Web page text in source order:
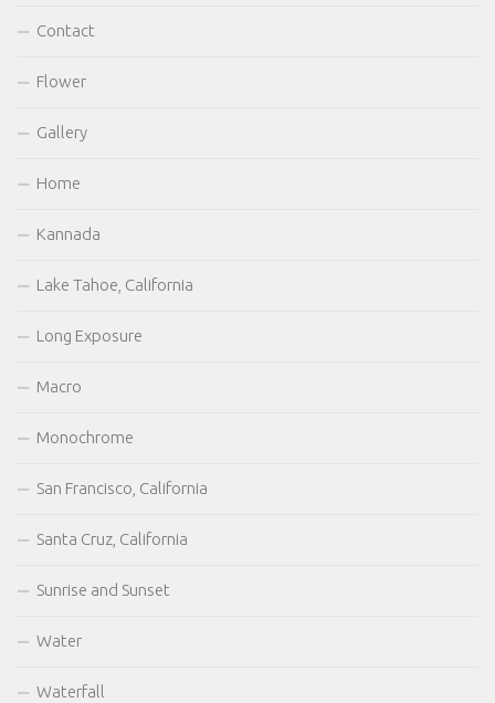
Contact
Flower
Gallery
Home
Kannada
Lake Tahoe, California
Long Exposure
Macro
Monochrome
San Francisco, California
Santa Cruz, California
Sunrise and Sunset
Water
Waterfall